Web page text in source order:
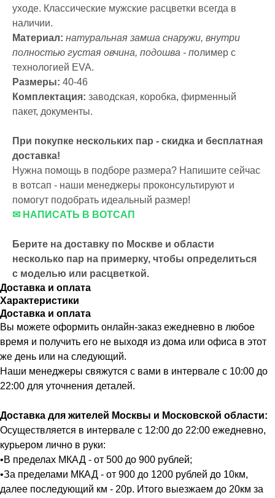
уходе. Классические мужские расцветки всегда в
наличии.
Материал: натуральная замша снаружи, внутри
полностью густая овчина, подошва - полимер с
технологией EVA.
Размеры: 40-46
Комплектация: заводская, коробка, фирменный
пакет, документы.
При покупке нескольких пар - скидка и бесплатная
доставка!
Нужна помощь в подборе размера? Напишите сейчас
в вотсап - наши менеджеры проконсультируют и
помогут подобрать идеальный размер!
✉ НАПИСАТЬ В ВОТСАП
Берите на доставку по Москве и области
несколько пар на примерку, чтобы определиться
с моделью или расцветкой.
Доставка и оплата
Характеристики
Доставка и оплата
Вы можете оформить онлайн-заказ ежедневно в любое
время и получить его не выходя из дома или офиса в этот
же день или на следующий.
Наши менеджеры свяжутся с вами в интервале с 10:00 до
22:00 для уточнения деталей.
Доставка для жителей Москвы и Московской области:
Осуществляется в интервале с 12:00 до 22:00 ежедневно,
курьером лично в руки:
•В пределах МКАД - от 500 до 900 рублей;
•За пределами МКАД - от 900 до 1200 рублей до 10км,
далее последующий км - 20р. Итого выезжаем до 20км за